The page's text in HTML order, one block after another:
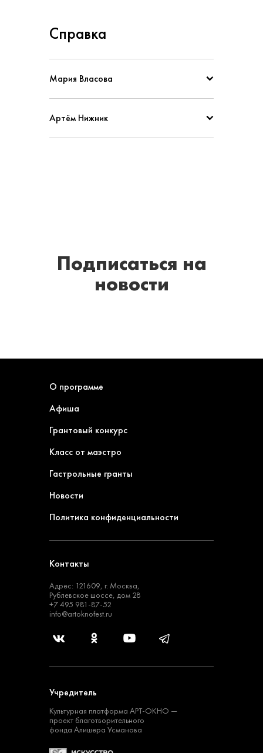
Справка
Мария Власова
Артём Нижник
Подписаться на
новости
О программе
Афиша
Грантовый конкурс
Класс от маэстро
Гастрольные гранты
Новости
Политика конфиденциальности
Контакты
Адрес: 121609, г. Москва,
Рублевское шоссе, дом 28
+7 495 981-87-52
info@artoknofest.ru
Учредитель
Культурная платформа АРТ-ОКНО —
проект благотворительного
фонда Алишера Усманова